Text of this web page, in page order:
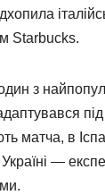
Starbucks.
з
матча, в
—